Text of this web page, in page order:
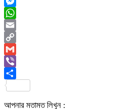
Messenger
WhatsApp
Email
Copy
Link
Gmail
Viber
আপনার মতামত লিখুন :